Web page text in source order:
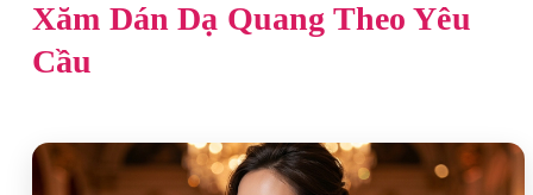
Xăm Dán Dạ Quang Theo Yêu
Cầu